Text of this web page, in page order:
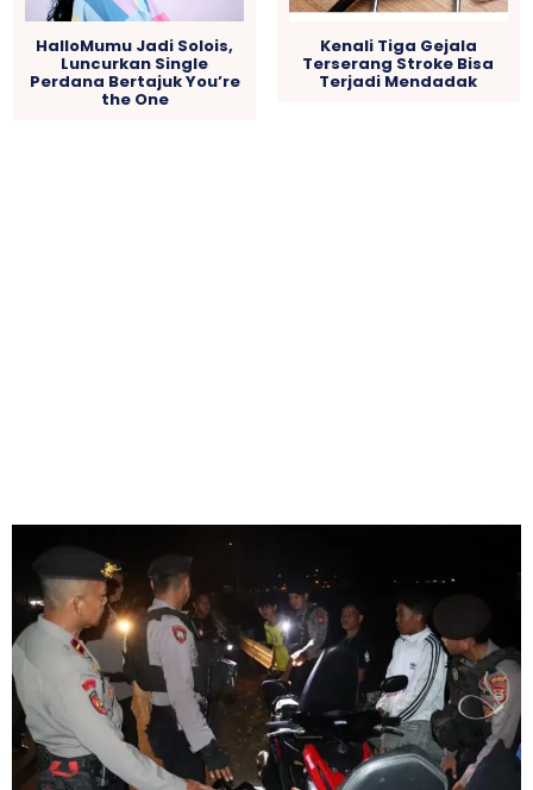
HalloMumu Jadi Solois,
Luncurkan Single
Perdana Bertajuk You’re
the One
Kenali Tiga Gejala
Terserang Stroke Bisa
Terjadi Mendadak